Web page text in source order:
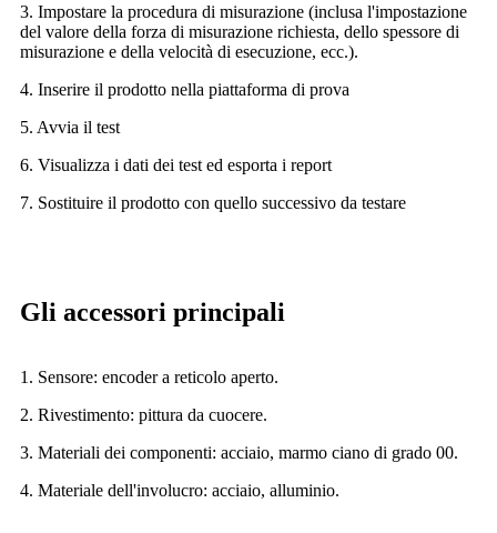
3. Impostare la procedura di misurazione (inclusa l'impostazione
del valore della forza di misurazione richiesta, dello spessore di
misurazione e della velocità di esecuzione, ecc.).
4. Inserire il prodotto nella piattaforma di prova
5. Avvia il test
6. Visualizza i dati dei test ed esporta i report
7. Sostituire il prodotto con quello successivo da testare
Gli accessori principali
1. Sensore: encoder a reticolo aperto.
2. Rivestimento: pittura da cuocere.
3. Materiali dei componenti: acciaio, marmo ciano di grado 00.
4. Materiale dell'involucro: acciaio, alluminio.